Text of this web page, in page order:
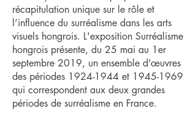
récapitulation unique sur le rôle et
l’influence du surréalisme dans les arts
visuels hongrois. L'exposition Surréalisme
hongrois présente, du 25 mai au 1er
septembre 2019, un ensemble d’œuvres
des périodes 1924-1944 et 1945-1969
qui correspondent aux deux grandes
périodes de surréalisme en France.